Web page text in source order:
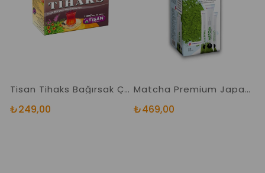
Tisan Tihaks Bağırsak Çayı Tilaks 20 Süzen Poşet
₺249,00
Matcha Premium Japanese Maça Japon Çayı 20 Sticks
₺469,00